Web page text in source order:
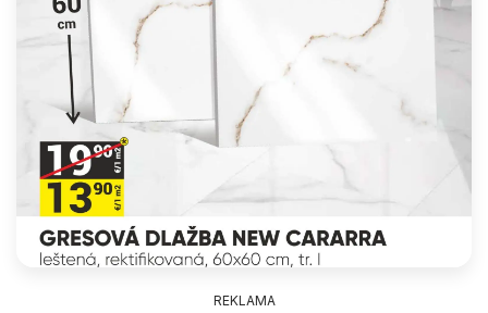
REKLAMA